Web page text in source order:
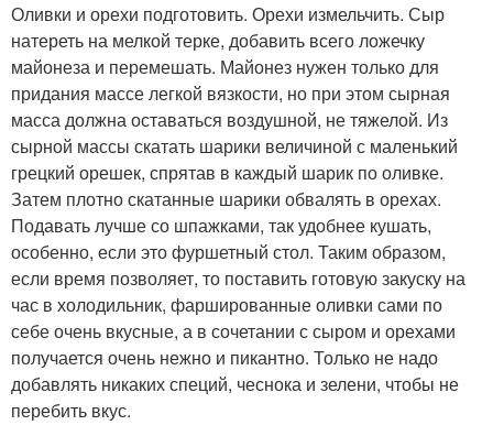
Оливки и орехи подготовить. Орехи измельчить. Сыр
натереть на мелкой терке, добавить всего ложечку
майонеза и перемешать. Майонез нужен только для
придания массе легкой вязкости, но при этом сырная
масса должна оставаться воздушной, не тяжелой. Из
сырной массы скатать шарики величиной с маленький
грецкий орешек, спрятав в каждый шарик по оливке.
Затем плотно скатанные шарики обвалять в орехах.
Подавать лучше со шпажками, так удобнее кушать,
особенно, если это фуршетный стол. Таким образом,
если время позволяет, то поставить готовую закуску на
час в холодильник, фаршированные оливки сами по
себе очень вкусные, а в сочетании с сыром и орехами
получается очень нежно и пикантно. Только не надо
добавлять никаких специй, чеснока и зелени, чтобы не
перебить вкус.